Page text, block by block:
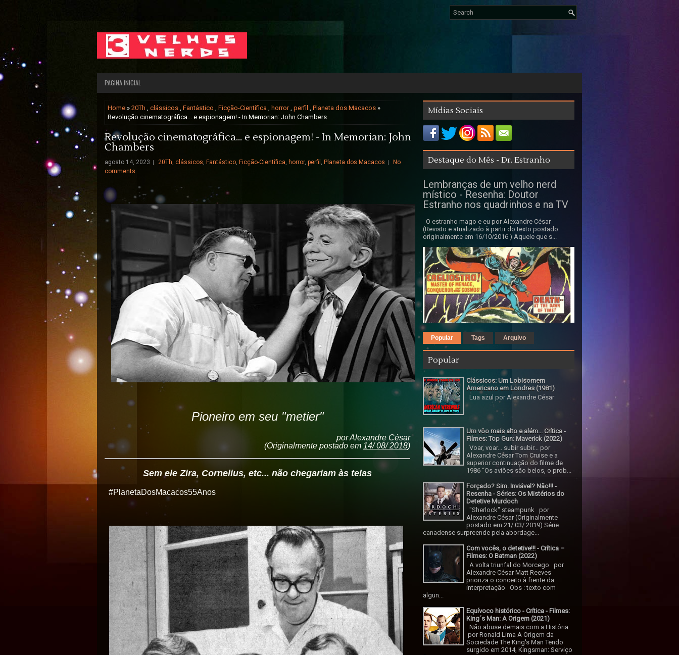
PAGINA INICIAL
Home » 20Th , clássicos , Fantástico , Ficção-Científica , horror, perfil , Planeta dos Macacos »
Revolução cinematográfica... e espionagem! - In Memorian: John Chambers
Revolução cinematográfica... e espionagem! - In Memorian: John
Chambers
agosto 14, 2023 20Th, clássicos, Fantástico, Ficção-Científica, horror, perfil , Planeta dos Macacos
No
comments
Pioneiro em seu "metier"
por Alexandre César
(Originalmente postado em 14/ 08/ 2018)
Sem ele Zira, Cornelius, etc... não chegariam às telas
#PlanetaDosMacacos55Anos
Mídias Sociais
Destaque do Mês - Dr. Estranho
Lembranças de um velho nerd
místico - Resenha: Doutor
Estranho nos quadrinhos e na TV
O estranho mago e eu por Alexandre César
(Revisto e atualizado à partir do texto postado
originalmente em 16/10/2016 ) Aquele que s...
Popular Tags Arquivo
Popular
Clássicos: Um Lobisomem
Americano em Londres (1981)
Lua azul por Alexandre César
Um vôo mais alto e além... Crítica -
Filmes: Top Gun: Maverick (2022)
Voar, voar... subir subir... por
Alexandre César Tom Cruise e a
superior continuação do filme de
1986 “Os aviões são belos, o prob...
Forçado? Sim. Inviável? Não!!! -
Resenha - Séries: Os Mistérios do
Detetive Murdoch
"Sherlock" steampunk por
Alexandre César (Originalmente
postado em 21/ 03/ 2019) Série
canadense surpreende pela abordage...
Com vocês, o detetive!!! - Crítica –
Filmes: O Batman (2022)
A volta triunfal do Morcego por
Alexandre César Matt Reeves
prioriza o conceito à frente da
interpretação Obs : texto com
algun...
Equívoco histórico - Crítica - Filmes:
King´s Man: A Origem (2021)
Não abuse demais com a História.
por Ronald Lima A Origem da
Sociedade The King's Man Tendo
surgido em 2014, Kingsman: Serviço